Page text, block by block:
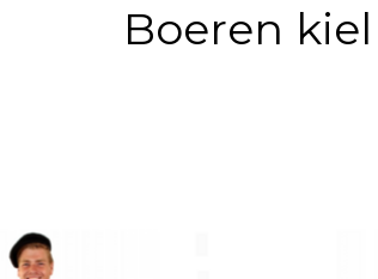
Boeren kiel